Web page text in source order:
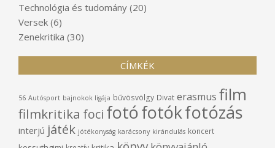
Technológia és tudomány (20)
Versek (6)
Zenekritika (30)
CÍMKÉK
56 Autósport bajnokok ligája bűvösvölgy Divat erasmus film
filmkritika foci fotófotókfotózás
interjú játék jótékonyság karácsony kirándulás koncert